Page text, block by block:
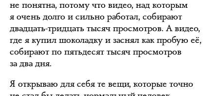
не понятна, потому что видео, над которым
я очень долго и сильно работал, собирают
двадцать-тридцать тысяч просмотров. А видео,
где я купил шоколадку и заснял как пробую её,
собирают по пятьдесят тысяч просмотров
за два дня.
Я открываю для себя те вещи, которые точно